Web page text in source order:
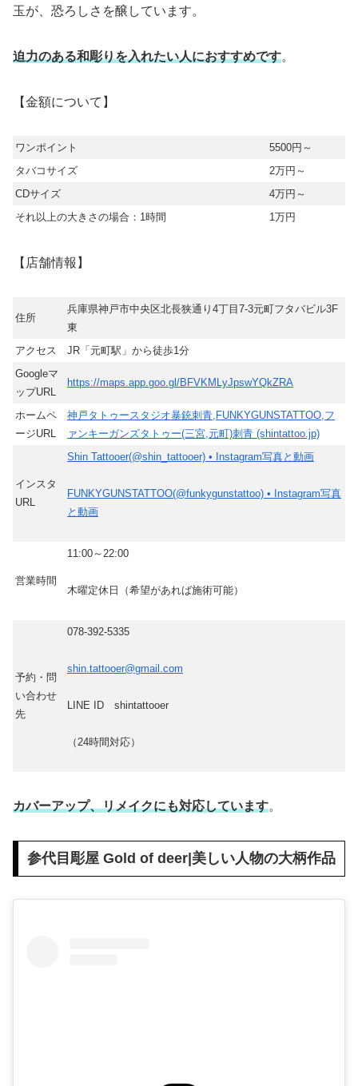
玉が、恐ろしさを醸しています。
迫力のある和彫りを入れたい人におすすめです。
【金額について】
ワンポイント
5500円～
タバコサイズ
2万円～
CDサイズ
4万円～
それ以上の大きさの場合：1時間
1万円
【店舗情報】
住所
兵庫県神戸市中央区北長狭通り4丁目7-3元町フタバビル3F
東
アクセス
JR「元町駅」から徒歩1分
Googleマ
ップURL
https://maps.app.goo.gl/BFVKMLyJpswYQkZRA
ホームペ
ージURL
神戸タトゥースタジオ暴銃刺青,FUNKYGUNSTATTOO,フ
ァンキーガンズタトゥー(三宮,元町)刺青 (shintattoo.jp)
インスタ
URL
Shin Tattooer(@shin_tattooer) • Instagram写真と動画
FUNKYGUNSTATTOO(@funkygunstattoo) • Instagram写真
と動画
営業時間
11:00～22:00
木曜定休日（希望があれば施術可能）
予約・問
い合わせ
先
078-392-5335
shin.tattooer@gmail.com
LINE ID shintattooer
（24時間対応）
カバーアップ、リメイクにも対応しています。
参代目彫屋 Gold of deer|美しい人物の大柄作品